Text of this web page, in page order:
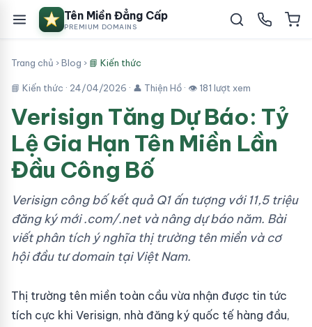
Tên Miền Đẳng Cấp
PREMIUM DOMAINS
Trang chủ ›Blog › 📘 Kiến thức
📘 Kiến thức · 24/04/2026 · 👤 Thiện Hồ · 👁 181 lượt xem
Verisign Tăng Dự Báo: Tỷ
Lệ Gia Hạn Tên Miền Lần
Đầu Công Bố
Verisign công bố kết quả Q1 ấn tượng với 11,5 triệu
đăng ký mới .com/.net và nâng dự báo năm. Bài
viết phân tích ý nghĩa thị trường tên miền và cơ
hội đầu tư domain tại Việt Nam.
Thị trường tên miền toàn cầu vừa nhận được tin tức
tích cực khi Verisign, nhà đăng ký quốc tế hàng đầu,